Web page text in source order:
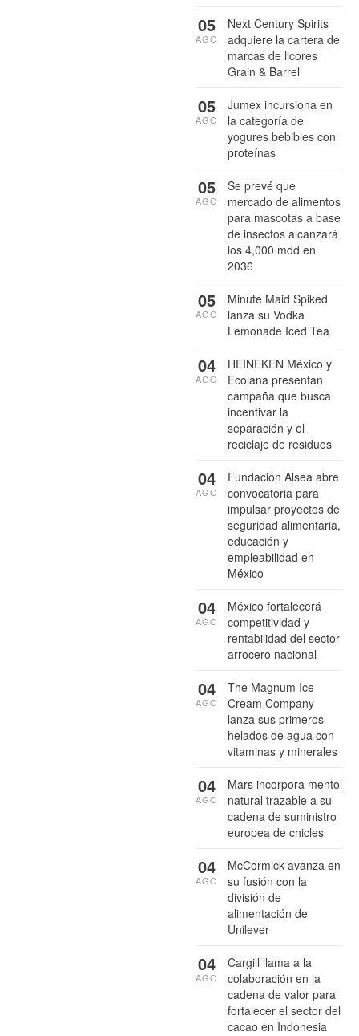
Next Century Spirits
adquiere la cartera de
marcas de licores
Grain & Barrel
05
AGO
Jumex incursiona en
la categoría de
yogures bebibles con
proteínas
05
AGO
Se prevé que
mercado de alimentos
para mascotas a base
de insectos alcanzará
los 4,000 mdd en
2036
05
AGO
Minute Maid Spiked
lanza su Vodka
Lemonade Iced Tea
05
AGO
HEINEKEN México y
Ecolana presentan
campaña que busca
incentivar la
separación y el
reciclaje de residuos
04
AGO
Fundación Alsea abre
convocatoria para
impulsar proyectos de
seguridad alimentaria,
educación y
empleabilidad en
México
04
AGO
México fortalecerá
competitividad y
rentabilidad del sector
arrocero nacional
04
AGO
The Magnum Ice
Cream Company
lanza sus primeros
helados de agua con
vitaminas y minerales
04
AGO
Mars incorpora mentol
natural trazable a su
cadena de suministro
europea de chicles
04
AGO
McCormick avanza en
su fusión con la
división de
alimentación de
Unilever
04
AGO
Cargill llama a la
colaboración en la
cadena de valor para
fortalecer el sector del
cacao en Indonesia
04
AGO